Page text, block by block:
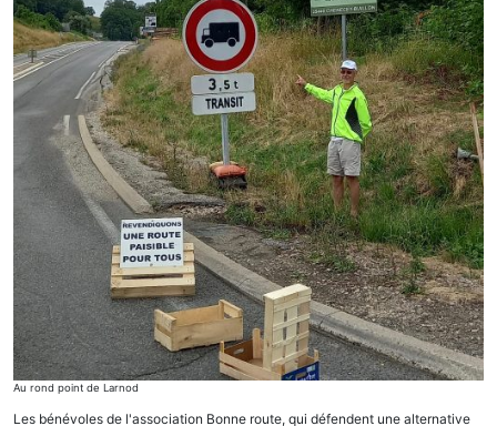
Au rond point de Larnod
Les bénévoles de l'association Bonne route, qui défendent une alternative